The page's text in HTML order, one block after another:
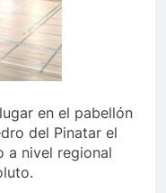
en el pabellón
del Pinatar el
a nivel regional